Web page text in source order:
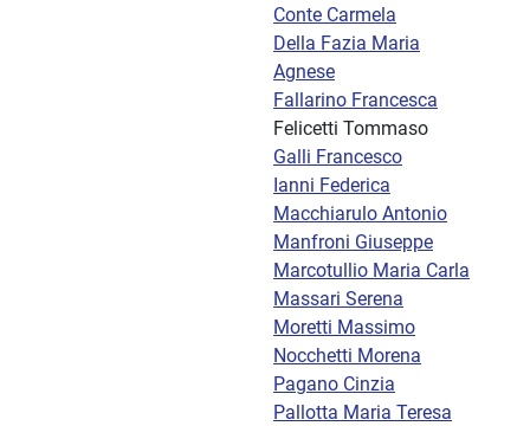
Conte Carmela
Della Fazia Maria
Agnese
Fallarino Francesca
Felicetti Tommaso
Galli Francesco
Ianni Federica
Macchiarulo Antonio
Manfroni Giuseppe
Marcotullio Maria Carla
Massari Serena
Moretti Massimo
Nocchetti Morena
Pagano Cinzia
Pallotta Maria Teresa